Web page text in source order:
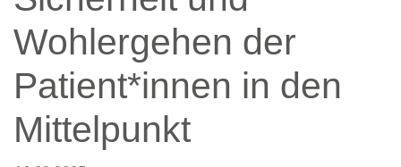
Wohlergehen der
Patient*innen in den
Mittelpunkt